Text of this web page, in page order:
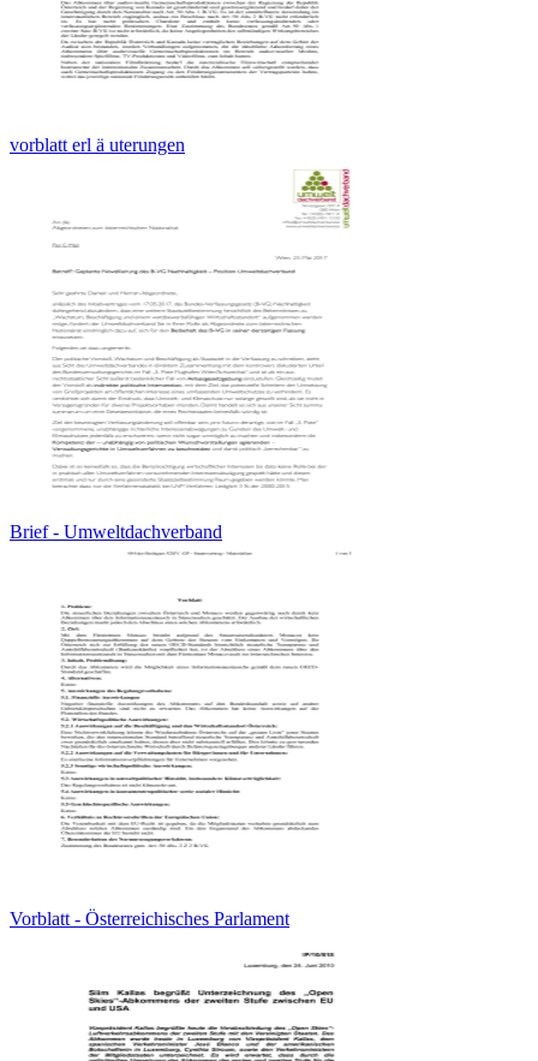
vorblatt erl ä uterungen
Brief - Umweltdachverband
Vorblatt - Österreichisches Parlament